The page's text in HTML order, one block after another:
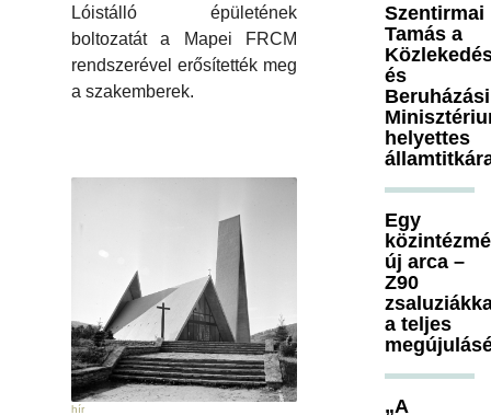
Lóistálló épületének
boltozatát a Mapei FRCM
rendszerével erősítették meg
a szakemberek.
hír
Szentirmai
Tamás a
és
Beruházási
helyettes
Egy
új arca –
Z90
a teljes
„A